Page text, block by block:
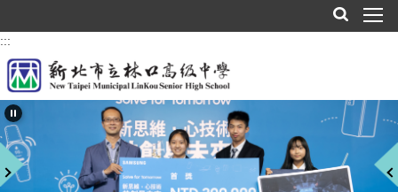
到
主
要
內
容
區
:::